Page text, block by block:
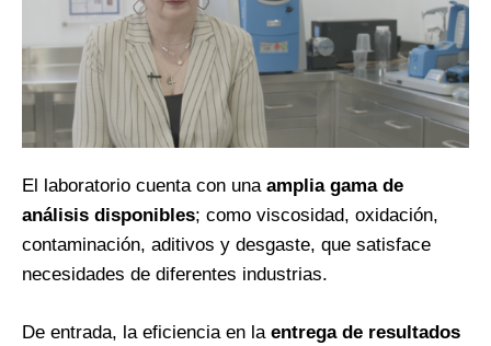
El laboratorio cuenta con una amplia gama de
análisis disponibles; como viscosidad, oxidación,
contaminación, aditivos y desgaste, que satisface
necesidades de diferentes industrias.
De entrada, la eficiencia en la entrega de resultados